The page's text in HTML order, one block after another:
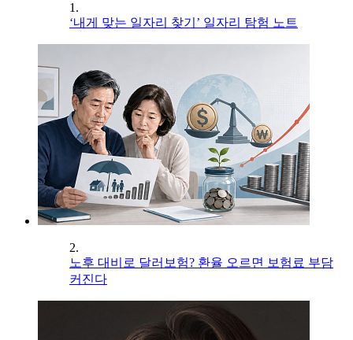
1.
‘내게 맞는 일자리 찾기’ 일자리 탐험 노트
2.
노후 대비로 달러보험? 환율 오르면 보험료 부담
커진다